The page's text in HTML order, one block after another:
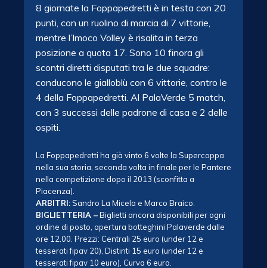
8 giornate la Foppapedretti è in testa con 20
punti, con un ruolino di marcia di 7 vittorie,
mentre l’Imoco Volley è risalita in terza
posizione a quota 17. Sono 10 finora gli
scontri diretti disputati tra le due squadre:
conducono le gialloblù con 6 vittorie, contro le
4 della Foppapedretti. Al PalaVerde 5 match,
con 3 successi delle padrone di casa e 2 delle
ospiti.
La Foppapedretti ha già vinto 6 volte la Supercoppa
nella sua storia, seconda volta in finale per le Pantere
nella competizione dopo il 2013 (sconfitta a
Piacenza).
ARBITRI:Sandro La Micela e Marco Braico.
BIGLIETTERIA –Biglietti ancora disponibili per ogni
ordine di posto, apertura botteghini Palaverde dalle
ore 12.00. Prezzi: Centrali 25 euro (under 12 e
tesserati fipav 20), Distinti 15 euro (under 12 e
tesserati fipav 10 euro), Curva 6 euro.